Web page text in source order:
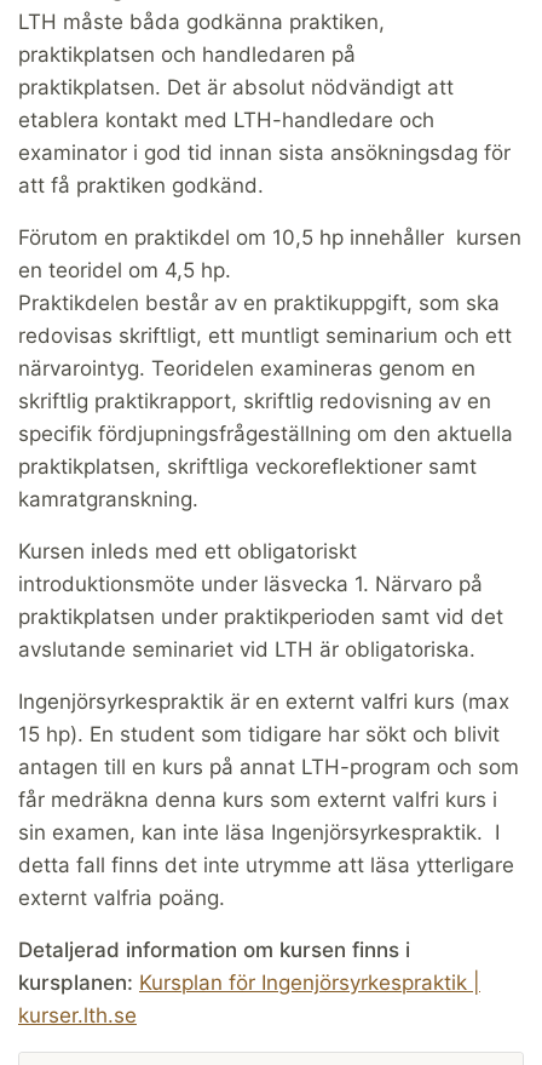
LTH måste båda godkänna praktiken,
praktikplatsen och handledaren på
praktikplatsen. Det är absolut nödvändigt att
etablera kontakt med LTH-handledare och
examinator i god tid innan sista ansökningsdag för
att få praktiken godkänd.
Förutom en praktikdel om 10,5 hp innehåller kursen
en teoridel om 4,5 hp.
Praktikdelen består av en praktikuppgift, som ska
redovisas skriftligt, ett muntligt seminarium och ett
närvarointyg. Teoridelen examineras genom en
skriftlig praktikrapport, skriftlig redovisning av en
specifik fördjupningsfrågeställning om den aktuella
praktikplatsen, skriftliga veckoreflektioner samt
kamratgranskning.
Kursen inleds med ett obligatoriskt
introduktionsmöte under läsvecka 1. Närvaro på
praktikplatsen under praktikperioden samt vid det
avslutande seminariet vid LTH är obligatoriska.
Ingenjörsyrkespraktik är en externt valfri kurs (max
15 hp). En student som tidigare har sökt och blivit
antagen till en kurs på annat LTH-program och som
får medräkna denna kurs som externt valfri kurs i
sin examen, kan inte läsa Ingenjörsyrkespraktik. I
detta fall finns det inte utrymme att läsa ytterligare
externt valfria poäng.
Detaljerad information om kursen finns i
kursplanen: Kursplan för Ingenjörsyrkespraktik |
kurser.lth.se